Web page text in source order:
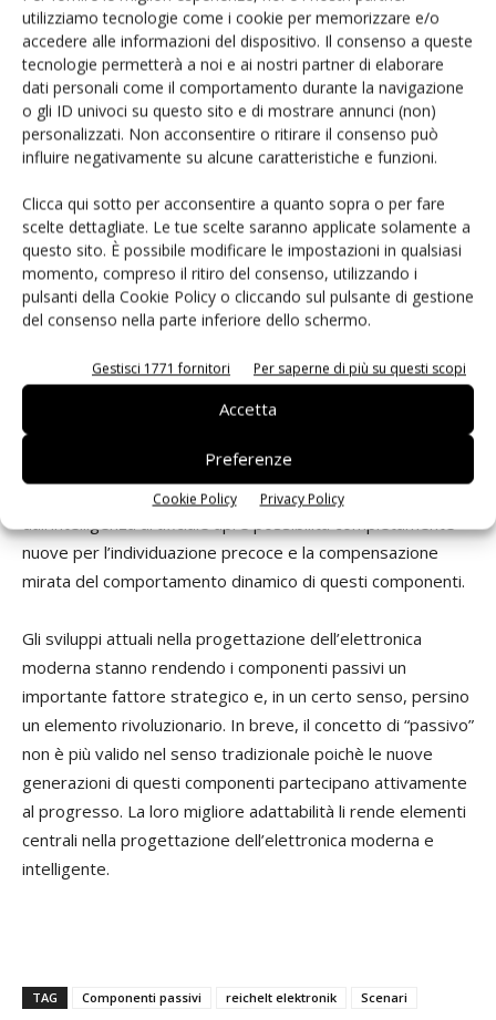
utilizziamo tecnologie come i cookie per memorizzare e/o
accedere alle informazioni del dispositivo. Il consenso a queste
tecnologie permetterà a noi e ai nostri partner di elaborare
dati personali come il comportamento durante la navigazione
o gli ID univoci su questo sito e di mostrare annunci (non)
personalizzati. Non acconsentire o ritirare il consenso può
influire negativamente su alcune caratteristiche e funzioni.
Clicca qui sotto per acconsentire a quanto sopra o per fare
scelte dettagliate. Le tue scelte saranno applicate solamente a
questo sito. È possibile modificare le impostazioni in qualsiasi
momento, compreso il ritiro del consenso, utilizzando i
pulsanti della Cookie Policy o cliccando sul pulsante di gestione
del consenso nella parte inferiore dello schermo.
Gestisci 1771 fornitori Per saperne di più su questi scopi
Accetta
Preferenze
Cookie Policy Privacy Policy
sistemi elettronici potenti, compatti e durevoli, in
particolare in ambiti come la tecnologia delle comunicazioni
e l’elettronica industriale.
Cosa ci riserva il futuro: la nuova visione dei
componenti passivi
Negli ultimi anni sono stati compiuti notevoli progressi nello
sviluppo dei componenti passivi in termini di stabilità.
L’utilizzo di nuove combinazioni di materiali e tecnologie di
produzione ha reso possibile ridurre le fluttuazioni
autocompensazione automatica
system-in-package (SiP) e l’integrazione 3D, consentono di
realizzare sistemi elettronici più compatti, potenti e
affidabili. Allo stesso tempo, la progettazione supportata
dall’intelligenza artificiale apre possibilità completamente
nuove per l’individuazione precoce e la compensazione
mirata del comportamento dinamico di questi componenti.
Gli sviluppi attuali nella progettazione dell’elettronica
moderna stanno rendendo i componenti passivi un
importante fattore strategico e, in un certo senso, persino
un elemento rivoluzionario. In breve, il concetto di “passivo”
non è più valido nel senso tradizionale poichè le nuove
generazioni di questi componenti partecipano attivamente
al progresso. La loro migliore adattabilità li rende elementi
centrali nella progettazione dell’elettronica moderna e
intelligente.
TAG Componenti passivi reichelt elektronik Scenari